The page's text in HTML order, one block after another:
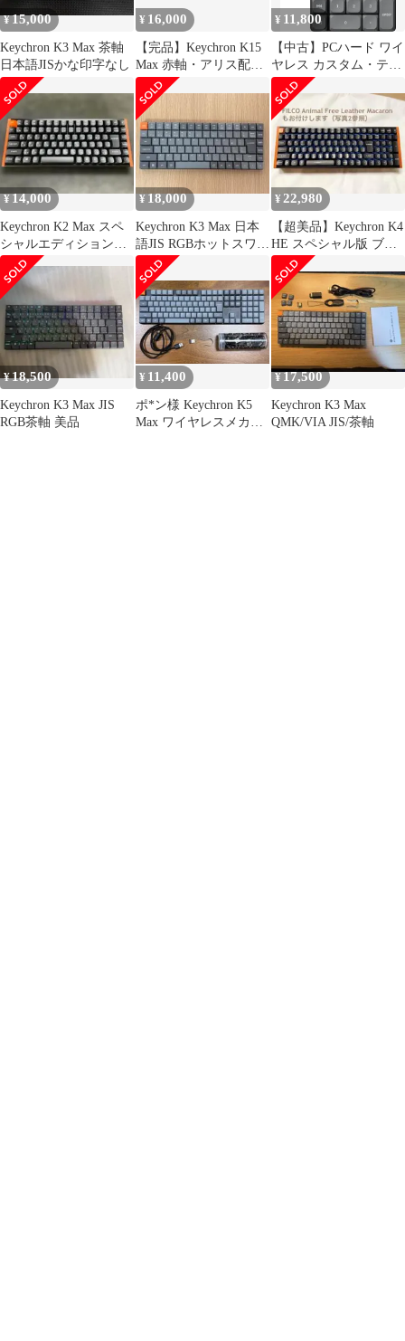
¥15,000
Keychron K3 Max 茶軸
日本語JISかな印字なし
¥ 16,000
【完品】Keychron K15
Max 赤軸・アリス配
列・日本語配列
¥ 11,800
【中古】PCハード ワイ
ヤレス カスタム・テン
キー Keychron K0 Max
QMK (27キー/赤軸/ブラ
ック＆グレー) [K0M-
H1]
¥14,000
Keychron K2 Max スペ
シャルエディション
75% 赤軸 JIS配列
¥18,000
Keychron K3 Max 日本
語JIS RGBホットスワッ
プ おまけ付き
¥22,980
【超美品】Keychron K4
HE スペシャル版 ブラ
ック 日本語配列+α
¥18,500
Keychron K3 Max JIS
RGB茶軸 美品
¥ 11,400
ポ*ン様 Keychron K5
Max ワイヤレスメカニ
¥17,500
Keychron K3 Max
QMK/VIA JIS/茶軸